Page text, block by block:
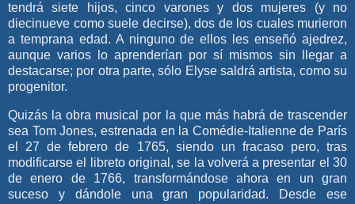
tendrá siete hijos, cinco varones y dos mujeres (y no
diecinueve como suele decirse), dos de los cuales murieron
a temprana edad. A ninguno de ellos les enseñó ajedrez,
aunque varios lo aprenderían por sí mismos sin llegar a
destacarse; por otra parte, sólo Elyse saldrá artista, como su
progenitor.
Quizás la obra musical por la que más habrá de trascender
sea Tom Jones, estrenada en la Comédie-Italienne de París
el 27 de febrero de 1765, siendo un fracaso pero, tras
modificarse el libreto original, se la volverá a presentar el 30
de enero de 1766, transformándose ahora en un gran
suceso y dándole una gran popularidad. Desde ese